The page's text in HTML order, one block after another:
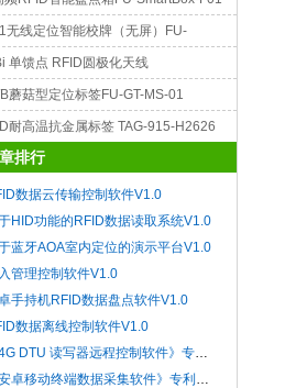
无线定位智能校牌（无屏）FU-
单馈点 RFID圆极化天线
蘑菇型定位标签FU-GT-MS-01
耐高温抗金属标签 TAG-915-H2626
排行
数据云传输控制软件V1.0
HID功能的RFID数据读取系统V1.0
蓝牙AOA室内定位的演示平台V1.0
管理控制软件V1.0
手持机RFID数据盘点软件V1.0
数据离线控制软件V1.0
《4G DTU 读写器远程控制软件》专利证书
《安卓移动终端数据采集软件》专利证书